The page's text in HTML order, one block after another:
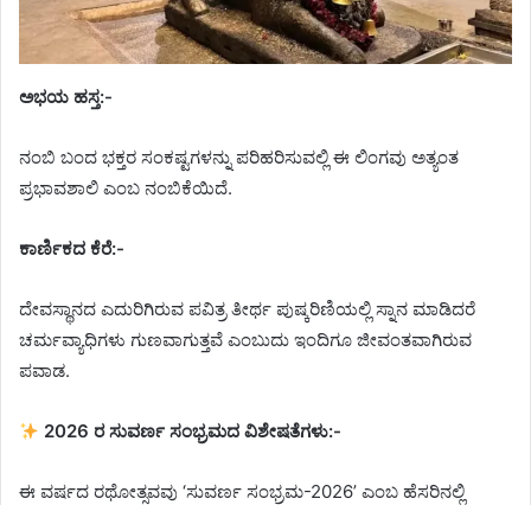
ಅಭಯ ಹಸ್ತ:-
ನಂಬಿ ಬಂದ ಭಕ್ತರ ಸಂಕಷ್ಟಗಳನ್ನು ಪರಿಹರಿಸುವಲ್ಲಿ ಈ ಲಿಂಗವು ಅತ್ಯಂತ
ಪ್ರಭಾವಶಾಲಿ ಎಂಬ ನಂಬಿಕೆಯಿದೆ.
ಕಾರ್ಣಿಕದ ಕೆರೆ:-
ದೇವಸ್ಥಾನದ ಎದುರಿಗಿರುವ ಪವಿತ್ರ ತೀರ್ಥ ಪುಷ್ಕರಿಣಿಯಲ್ಲಿ ಸ್ನಾನ ಮಾಡಿದರೆ
ಚರ್ಮವ್ಯಾಧಿಗಳು ಗುಣವಾಗುತ್ತವೆ ಎಂಬುದು ಇಂದಿಗೂ ಜೀವಂತವಾಗಿರುವ
ಪವಾಡ.
2026 ರ ಸುವರ್ಣ ಸಂಭ್ರಮದ ವಿಶೇಷತೆಗಳು:-
ಈ ವರ್ಷದ ರಥೋತ್ಸವವು ‘ಸುವರ್ಣ ಸಂಭ್ರಮ-2026’ ಎಂಬ ಹೆಸರಿನಲ್ಲಿ